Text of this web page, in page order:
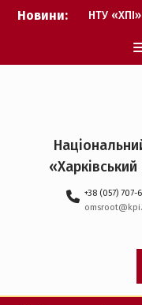
Перейти
Новини:
НТУ
Музичні
рута –
ХПІ
Збройних
участю
+38 (057) 707-